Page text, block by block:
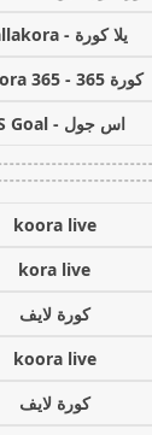
يلا كورة - yallakora
كورة 365 - kooora 365
اس جول - AS Goal
koora live
kora live
كورة لايف
koora live
كورة لايف